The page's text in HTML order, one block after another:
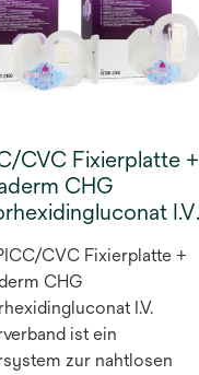
CVC Fixierplatte +
CHG
I.V.
CVC Fixierplatte +
CHG
I.V.
ist ein
zur nahtlosen